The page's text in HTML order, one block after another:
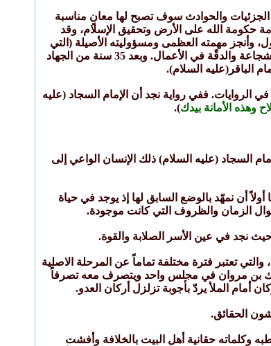
والحوادث سوف تصبح لها معانٍ مناسبة
الله على الأرض وتحقيق الإسلام، وقد
وأنجز مهمته العظمى ومسؤوليته الأصيلة (التي
سوف نشير إليها بالتفصيل لاحقاً)، والتي قام بها كل الأئمة وجميع الأنبياء والرجال الصالحون، مراعياً السياسة والشجاعة والدقّة في الأعمال. وبعد 35 سنة من الجهاد
الباقر(عليه السلام).
الروايات. ففي رواية نجد أن الإمام السجاد (عليه
وهذه الأمانة بيدك).
السجاد (عليه السلام) ذلك الإنسان الواعي إلى
أن نمهّد بالوضع السابق لها إذ يوجد في حياة
الزمان والظروف التي كانت موجودة.
نجد في عين الأسر الصلابة والقوة.
تعتبر فترة مختلفة تماماً عن المرحلة الاصلية
بن مروان في مجلس واحد ويتصرف معه تصرفاً
الملأ يردّ بأجوبة تزلزل أركان العدو.
الحقائق.
وكلماته حقانية أهل البيت بالخلافة وأفشت